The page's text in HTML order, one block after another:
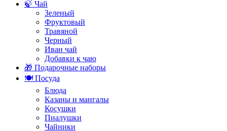
🍃 Чай
Зеленый
Фруктовый
Травяной
Черный
Иван чай
Добавки к чаю
🎁 Подарочные наборы
🍽️ Посуда
Блюда
Казаны и мангалы
Косушки
Пиалушки
Чайники